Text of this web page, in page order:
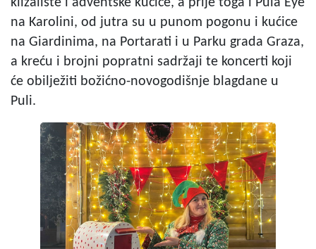
na Karolini, od jutra su u punom pogonu i kućice
na Giardinima, na Portarati i u Parku grada Graza,
a kreću i brojni popratni sadržaji te koncerti koji
će obilježiti božićno-novogodišnje blagdane u
Puli.